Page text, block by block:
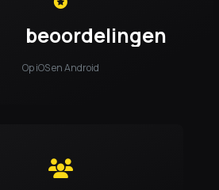
beoordelingen
Op iOS en Android